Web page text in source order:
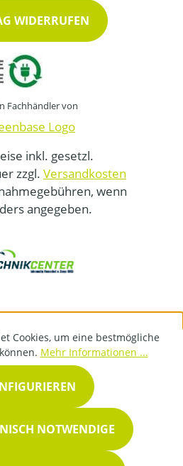
WIDERRUFEN
Fachhändler von
inkl. gesetzl.
zzgl. Versandkosten
wenn
angegeben.
Cookies, um eine bestmögliche
Mehr Informationen ...
NOTWENDIGE